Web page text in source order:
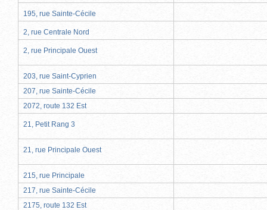
195, rue Sainte-Cécile
2, rue Centrale Nord
2, rue Principale Ouest
203, rue Saint-Cyprien
207, rue Sainte-Cécile
2072, route 132 Est
21, Petit Rang 3
21, rue Principale Ouest
215, rue Principale
217, rue Sainte-Cécile
2175, route 132 Est